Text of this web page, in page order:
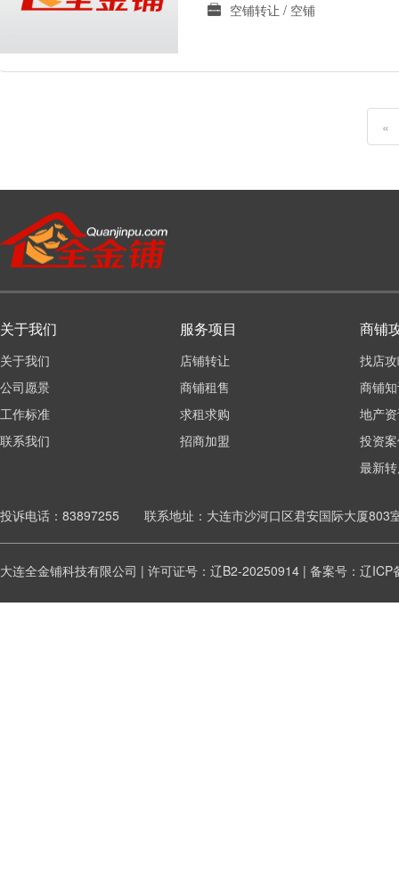
空铺转让 / 空铺
«
关于我们
关于我们
公司愿景
工作标准
联系我们
服务项目
店铺转让
商铺租售
求租求购
招商加盟
商铺
找店
商铺
地产
投资
最新
投诉电话：83897255 联系地址：大连市沙河口区君安国际大厦803
大连全金铺科技有限公司 | 许可证号：辽B2-20250914 | 备案号： 辽ICP